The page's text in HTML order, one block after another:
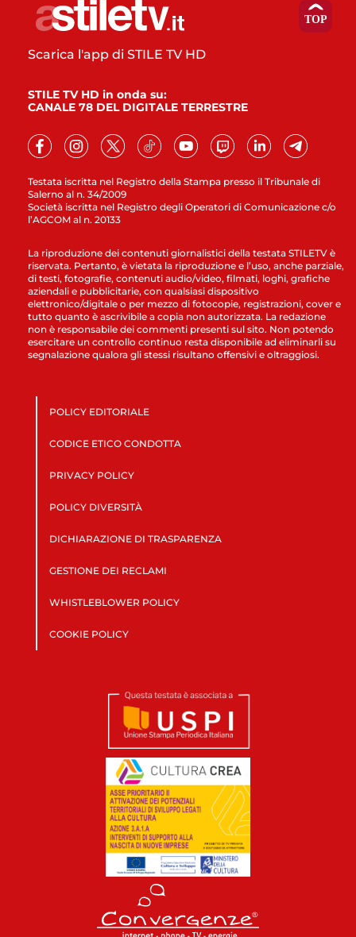
Testata iscritta nel Registro della Stampa presso il Tribunale di
Salerno al n. 34/2009
Società iscritta nel Registro degli Operatori di Comunicazione c/o
l’AGCOM al n. 20133
Scarica l'app di STILE TV HD
STILE TV HD in onda su:
CANALE 78 DEL DIGITALE TERRESTRE
La riproduzione dei contenuti giornalistici della testata STILETV è
riservata. Pertanto, è vietata la riproduzione e l’uso, anche parziale,
di testi, fotografie, contenuti audio/video, filmati, loghi, grafiche
aziendali e pubblicitarie, con qualsiasi dispositivo
elettronico/digitale o per mezzo di fotocopie, registrazioni, cover e
tutto quanto è ascrivibile a copia non autorizzata. La redazione
non è responsabile dei commenti presenti sul sito. Non potendo
esercitare un controllo continuo resta disponibile ad eliminarli su
segnalazione qualora gli stessi risultano offensivi e oltraggiosi.
POLICY EDITORIALE
CODICE ETICO CONDOTTA
PRIVACY POLICY
POLICY DIVERSITÀ
DICHIARAZIONE DI TRASPARENZA
GESTIONE DEI RECLAMI
WHISTLEBLOWER POLICY
COOKIE POLICY